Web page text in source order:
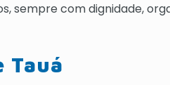
sempre com dignidade,